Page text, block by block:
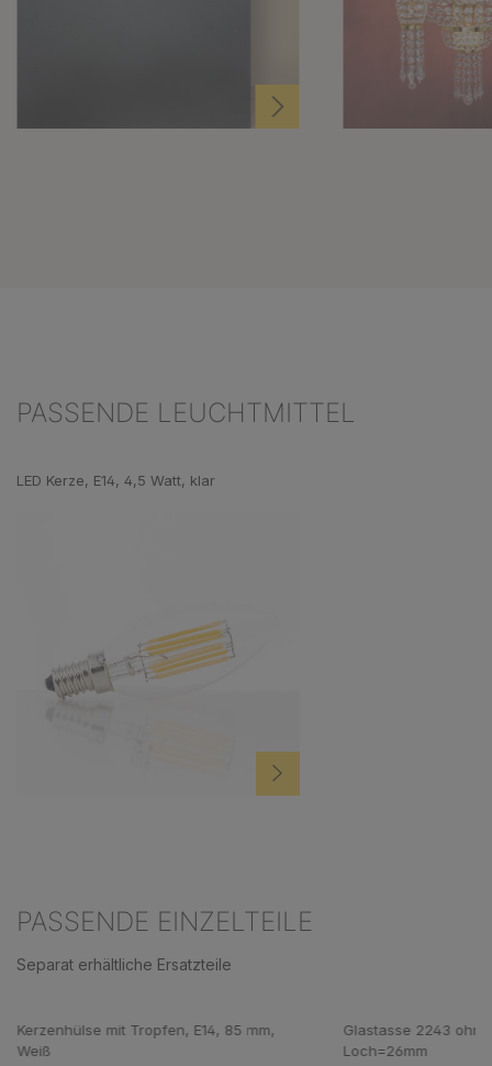
PASSENDE LEUCHTMITTEL
LED Kerze, E14, 4,5 Watt, klar
PASSENDE EINZELTEILE
Separat erhältliche Ersatzteile
Kerzenhülse mit Tropfen, E14, 85 mm,
Weiß
Glastasse 2243
Loch=26mm